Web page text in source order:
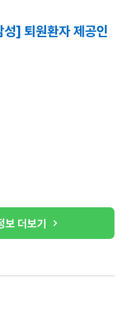
] 퇴원환자 제공인
보 더보기